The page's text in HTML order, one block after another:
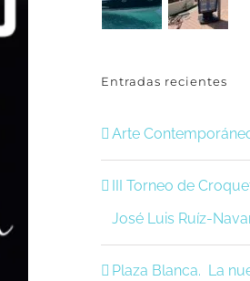
Entradas recientes
Arte
III Torneo de
José Luis Ruíz-
Plaza Blanca. La